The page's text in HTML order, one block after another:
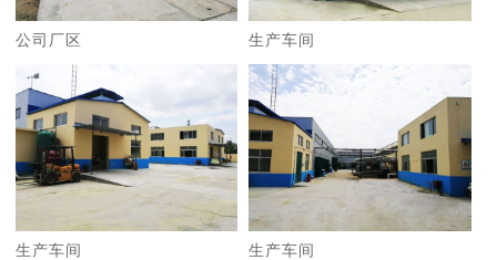
公司厂区 生产车间
生产车间 生产车间